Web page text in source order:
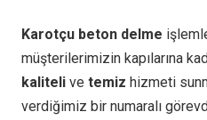
Karotçu beton delme
müşterilerimizin kapılarına
kaliteli ve temiz hizmeti
verdiğimiz bir numaralı